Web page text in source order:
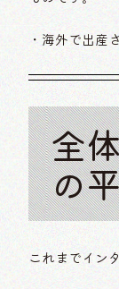
・海外で出産
全
の
これまでイン